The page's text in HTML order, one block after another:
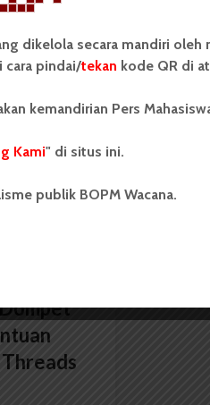
dikelola secara mandiri oleh
pindai/tekan kode QR di
kemandirian Pers
Kami" di situs ini.
publik BOPM Wacana.